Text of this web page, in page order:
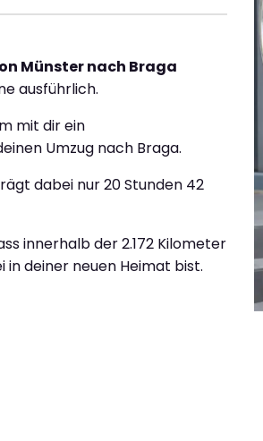
Münster nach Braga
ausführlich.
mit dir ein
Umzug nach Braga.
dabei nur 20 Stunden 42
innerhalb der 2.172 Kilometer
deiner neuen Heimat bist.